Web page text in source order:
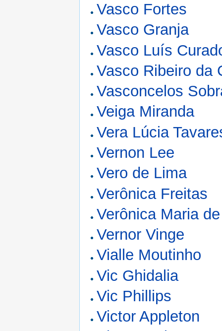
Vasco Fortes
Vasco Granja
Vasco Luís
Vasco Ribeiro da
Vasconcelos
Veiga Miranda
Vera Lúcia
Vernon Lee
Vero de Lima
Verônica Freitas
Verônica Maria
Vernor Vinge
Vialle Moutinho
Vic Ghidalia
Vic Phillips
Victor Appleton